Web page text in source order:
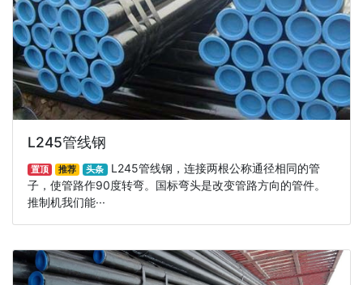
L245管线钢
置顶 推荐 头条 L245管线钢，连接两根公称通径相同的管
子，使管路作90度转弯。国标弯头是改变管路方向的管件。
推制机我们能···